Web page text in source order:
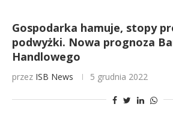
Gospodarka hamuje, stopy
podwyżki. Nowa prognoza
Handlowego
przez ISB News 5 grudnia 2022